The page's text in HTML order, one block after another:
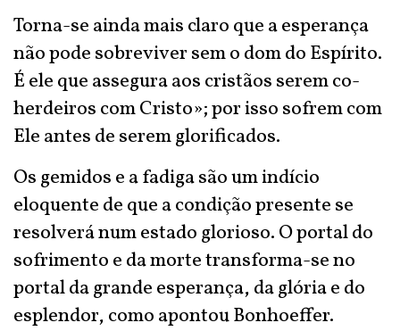
Torna-se ainda mais claro que a esperança
não pode sobreviver sem o dom do Espírito.
É ele que assegura aos cristãos serem co-
herdeiros com Cristo»; por isso sofrem com
Ele antes de serem glorificados.
Os gemidos e a fadiga são um indício
eloquente de que a condição presente se
resolverá num estado glorioso. O portal do
sofrimento e da morte transforma-se no
portal da grande esperança, da glória e do
esplendor, como apontou Bonhoeffer.